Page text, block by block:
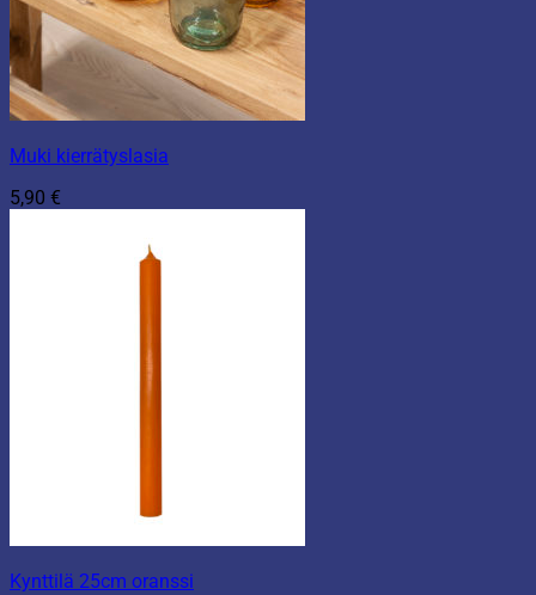
Muki kierrätyslasia
5,90 €
Kynttilä 25cm oranssi